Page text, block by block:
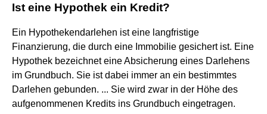
Ist eine Hypothek ein Kredit?
Ein Hypothekendarlehen ist eine langfristige
Finanzierung, die durch eine Immobilie gesichert ist. Eine
Hypothek bezeichnet eine Absicherung eines Darlehens
im Grundbuch. Sie ist dabei immer an ein bestimmtes
Darlehen gebunden. ... Sie wird zwar in der Höhe des
aufgenommenen Kredits ins Grundbuch eingetragen.